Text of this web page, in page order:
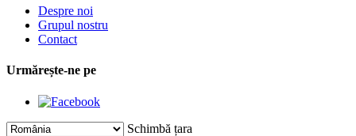
Despre noi
Grupul nostru
Contact
Urmărește-ne pe
Schimbă țara